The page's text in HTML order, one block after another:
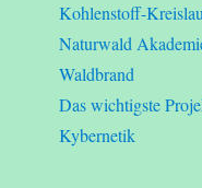
Kohlenstoff-
Naturwald
Waldbrand
Das wichtigste
Kybernetik